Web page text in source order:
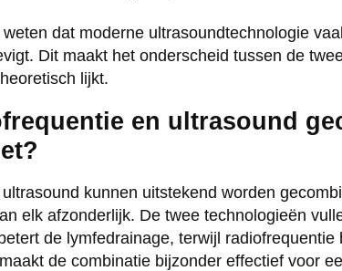
dat moderne ultrasoundtechnologie
Dit maakt het onderscheid tussen de
lijkt.
en ultrasound
kunnen uitstekend worden
elk afzonderlijk. De twee technologieën
de lymfedrainage, terwijl
de combinatie bijzonder effectief voor